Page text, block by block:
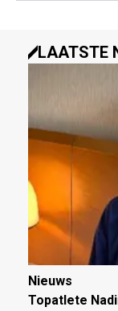
LAATSTE
Nieuws
Topatlete